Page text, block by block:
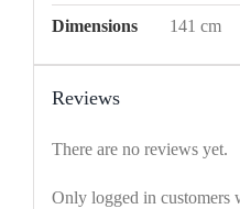
Dimensions 141 cm
Reviews
There are no reviews yet.
Only logged in customers